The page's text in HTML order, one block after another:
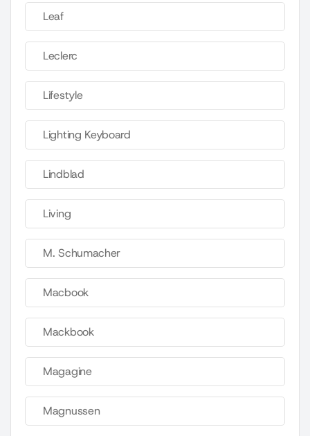
Leaf
Leclerc
Lifestyle
Lighting Keyboard
Lindblad
Living
M. Schumacher
Macbook
Mackbook
Magagine
Magnussen